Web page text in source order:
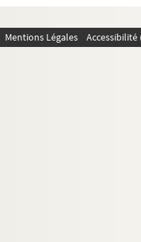
Mentions Légales